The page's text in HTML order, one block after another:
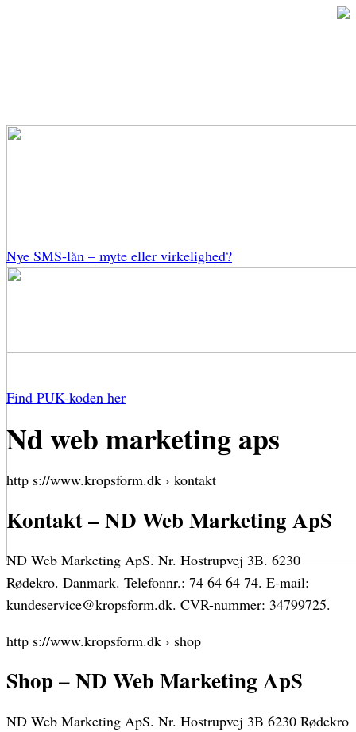
Nye SMS-lån – myte eller virkelighed?
Find PUK-koden her
Nd web marketing aps
http s://www.kropsform.dk › kontakt
Kontakt – ND Web Marketing ApS
ND Web Marketing ApS. Nr. Hostrupvej 3B. 6230
Rødekro. Danmark. Telefonnr.: 74 64 64 74. E-mail:
kundeservice@kropsform.dk. CVR-nummer: 34799725.
http s://www.kropsform.dk › shop
Shop – ND Web Marketing ApS
ND Web Marketing ApS. Nr. Hostrupvej 3B 6230 Rødekro